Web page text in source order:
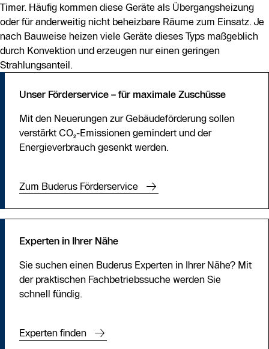
Timer. Häufig kommen diese Geräte als Übergangsheizung
oder für anderweitig nicht beheizbare Räume zum Einsatz. Je
nach Bauweise heizen viele Geräte dieses Typs maßgeblich
durch Konvektion und erzeugen nur einen geringen
Strahlungsanteil.
Unser Förderservice – für maximale Zuschüsse
Mit den Neuerungen zur Gebäudeförderung sollen
verstärkt CO₂-Emissionen gemindert und der
Energieverbrauch gesenkt werden.
Zum Buderus Förderservice
Experten in Ihrer Nähe
Sie suchen einen Buderus Experten in Ihrer Nähe? Mit
der praktischen Fachbetriebssuche werden Sie
schnell fündig.
Experten finden